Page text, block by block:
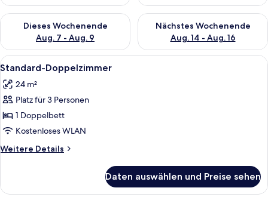
Dieses Wochenende
Aug. 7 - Aug. 9
Überprüfe die Verfügbarkeit für dieses Wochenende, Aug. 7
Nächstes Wochenende
Aug. 14 - Aug. 16
Überprüfe die Verfügbarkeit
Alle
Fotos
für
Standard-
Doppelzimmer
anzeigen
Ein Hotelzimmer mit einem großen
1
Standard-Doppelzimmer
24 m²
Platz für 3 Personen
1 Doppelbett
Kostenloses WLAN
Weitere Details
Weitere
Doppelzimmer
Daten auswählen und Preise sehen